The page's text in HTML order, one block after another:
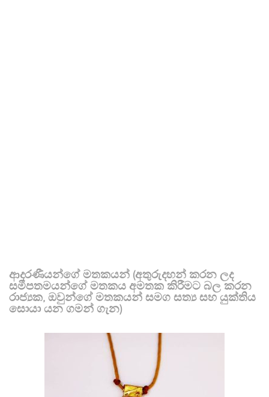
ආදරණීයන්ගේ මතකයන් (අතුරුදහන් කරන ලද
සමීපතමයන්ගේ මතකය අමතක කිරීමට බල කරන
රාජ්‍යක, ඔවුන්ගේ මතකයන් සමග සත්‍ය සහ යුක්තිය
සොයා යන ගමන් ගැන)